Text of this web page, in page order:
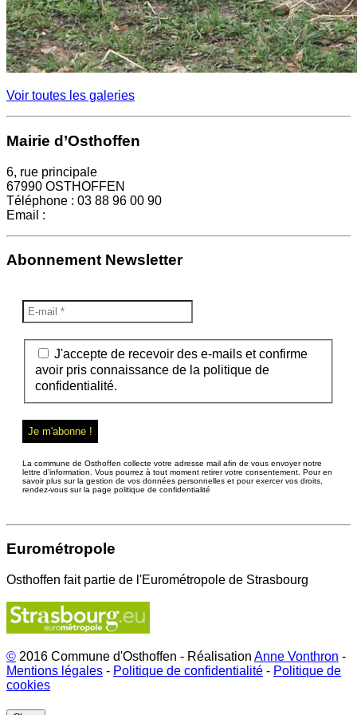
Voir toutes les galeries
Mairie d’Osthoffen
6, rue principale
67990 OSTHOFFEN
Téléphone : 03 88 96 00 90
Email :
Abonnement Newsletter
J'accepte de recevoir des e-mails et confirme
avoir pris connaissance de la politique de
confidentialité.
La commune de Osthoffen collecte votre adresse mail afin de vous envoyer notre
lettre d’information. Vous pourrez à tout moment retirer votre consentement. Pour en
savoir plus sur la gestion de vos données personnelles et pour exercer vos droits,
rendez-vous sur la page politique de confidentialité
Eurométropole
Osthoffen fait partie de l'Eurométropole de Strasbourg
© 2016 Commune d'Osthoffen - Réalisation Anne Vonthron -
Mentions légales - Politique de confidentialité - Politique de
cookies